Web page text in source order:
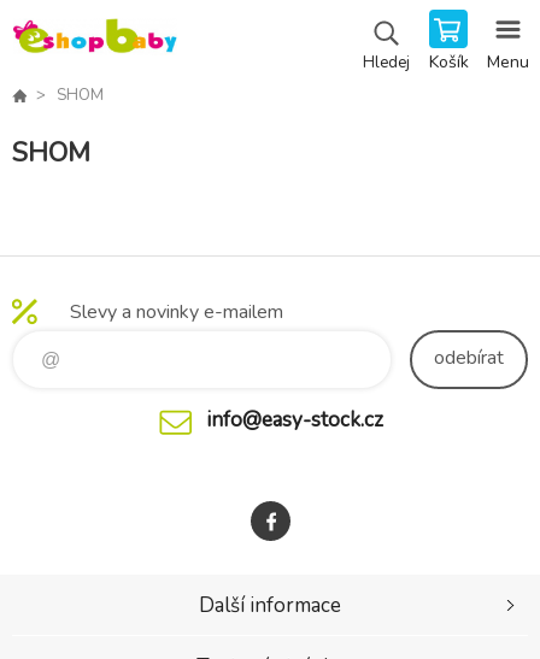
Hledej Košík Menu
SHOM
SHOM
Slevy a novinky e-mailem
odebírat
info@easy-stock.cz
Další informace